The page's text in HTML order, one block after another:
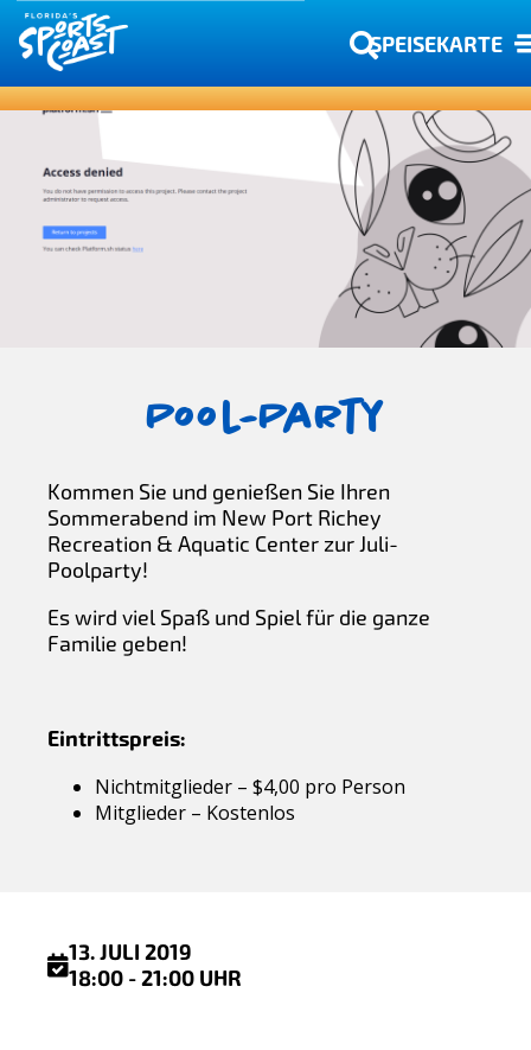
SPEISEKARTE
Pool-Party
Kommen Sie und genießen Sie Ihren
Sommerabend im New Port Richey
Recreation & Aquatic Center zur Juli-
Poolparty!
Es wird viel Spaß und Spiel für die ganze
Familie geben!
Eintrittspreis:
Nichtmitglieder – $4,00 pro Person
Mitglieder – Kostenlos
13. JULI 2019
18:00 - 21:00 UHR